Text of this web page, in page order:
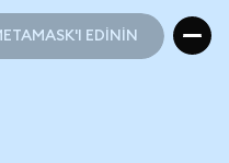
EDİNİN